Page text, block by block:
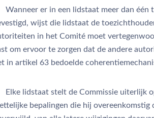
Wanneer er in een lidstaat meer dan
wijst die lidstaat de
in het Comité moet
om ervoor te zorgen dat de andere
in artikel 63 bedoelde
Elke lidstaat stelt de Commissie uiterlijk
bepalingen die hij